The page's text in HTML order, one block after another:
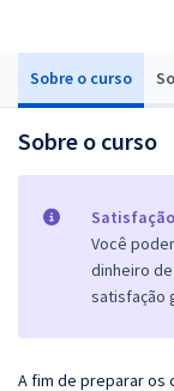
Sobre o curso
Sobre o curso
Você
dinheiro
satisfação
A fim de preparar os